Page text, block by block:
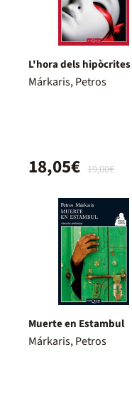
L'hora dels hipòcrites
Márkaris, Petros
19,00€
18,05€
Muerte en Estambul
Márkaris, Petros